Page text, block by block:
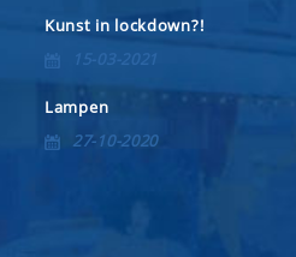
Kunst in lockdown?!
15-03-2021
Lampen
27-10-2020